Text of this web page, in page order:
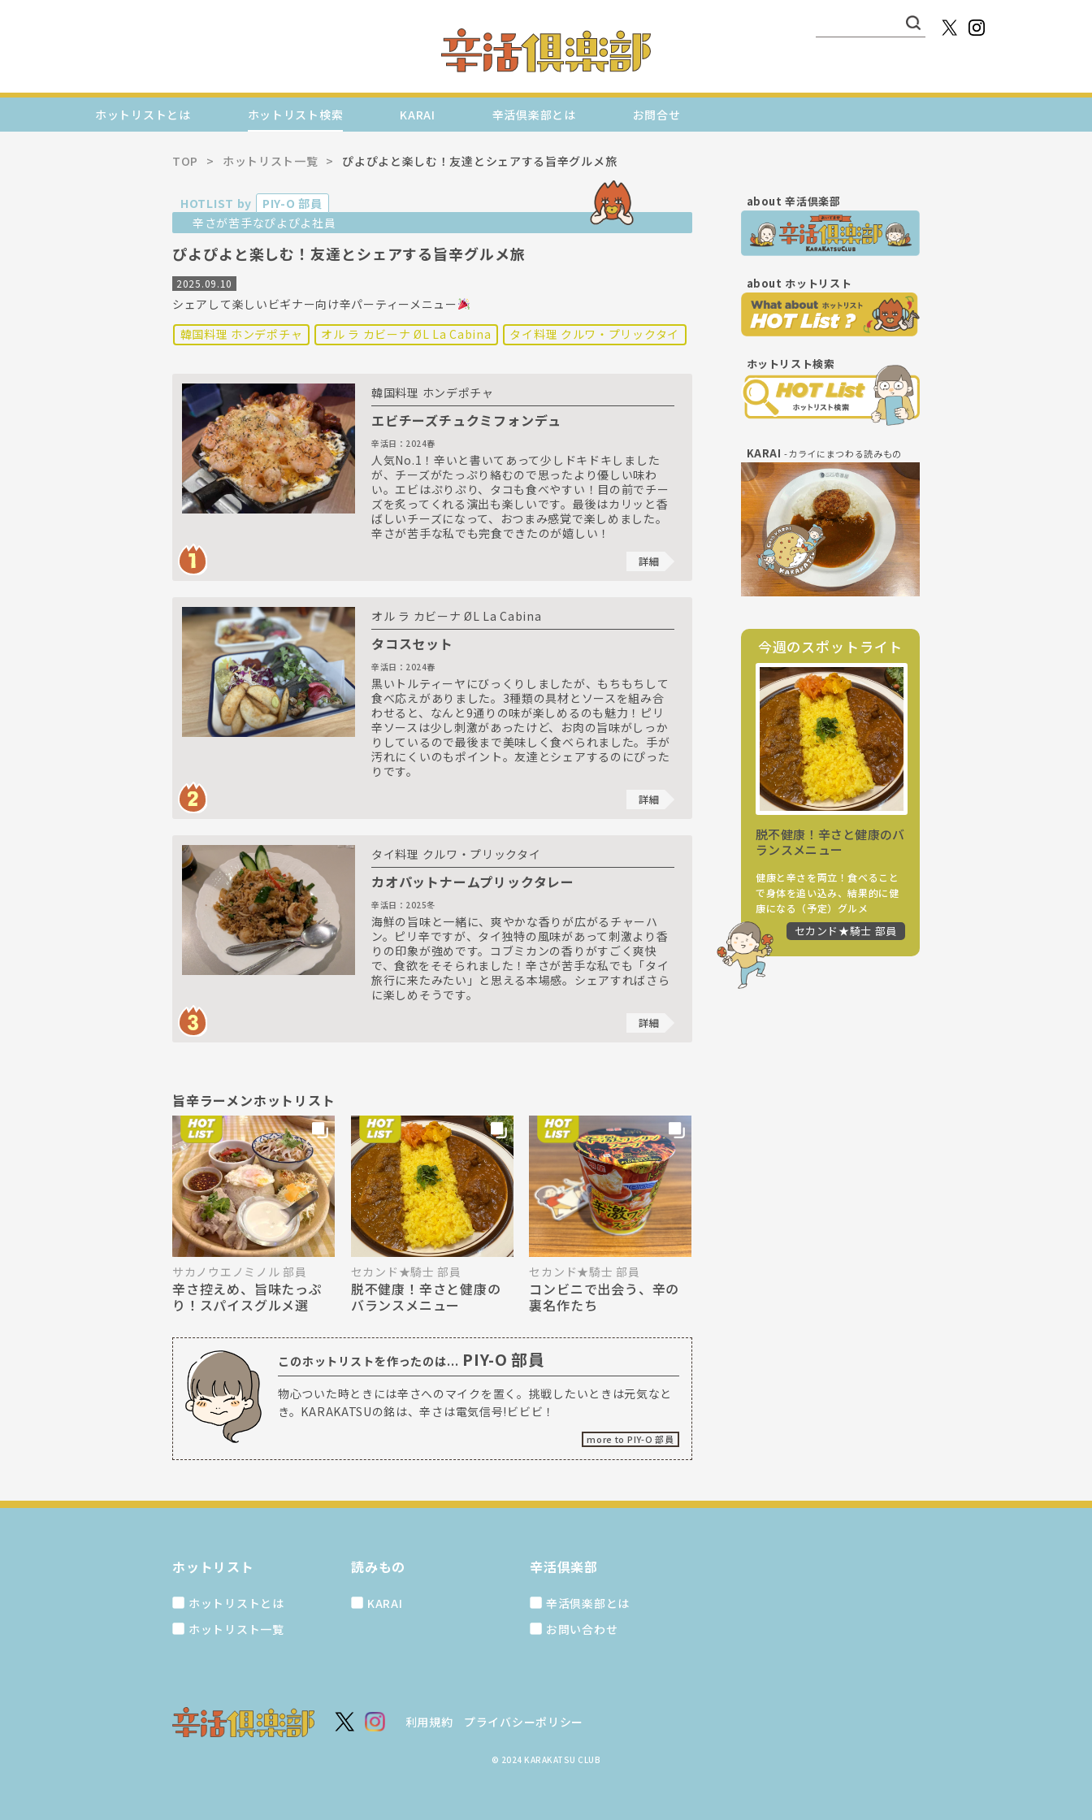
索:
ホットリストとは ホットリスト検索 KARAI 辛活倶楽部とは お問合せ
TOP ホットリスト一覧 ぴよぴよと楽しむ！友達とシェアする旨辛グルメ旅
HOTLIST by
PIY-O 部員
辛さが苦手なぴよぴよ社員
ぴよぴよと楽しむ！友達とシェアする旨辛グルメ旅
2025.09.10
シェアして楽しいビギナー向け辛パーティーメニュー
韓国料理 ホンデポチャ
オル ラ カビーナ ØL La Cabina タイ料理 クルワ・プリックタイ
韓国料理 ホンデポチャ
エビチーズチュクミフォンデュ
辛活日：2024春
人気No.1！辛いと書いてあって少しドキドキしました
が、チーズがたっぷり絡むので思ったより優しい味わ
い。エビはぷりぷり、タコも食べやすい！目の前でチー
ズを炙ってくれる演出も楽しいです。最後はカリッと香
ばしいチーズになって、おつまみ感覚で楽しめました。
辛さが苦手な私でも完食できたのが嬉しい！
詳細
オル ラ カビーナ ØL La Cabina
タコスセット
辛活日：2024春
黒いトルティーヤにびっくりしましたが、もちもちして
食べ応えがありました。3種類の具材とソースを組み合
わせると、なんと9通りの味が楽しめるのも魅力！ピリ
辛ソースは少し刺激があったけど、お肉の旨味がしっか
りしているので最後まで美味しく食べられました。手が
汚れにくいのもポイント。友達とシェアするのにぴった
りです。
詳細
タイ料理 クルワ・プリックタイ
カオパットナームプリックタレー
辛活日：2025冬
海鮮の旨味と一緒に、爽やかな香りが広がるチャーハ
ン。ピリ辛ですが、タイ独特の風味があって刺激より香
りの印象が強めです。コブミカンの香りがすごく爽快
で、食欲をそそられました！辛さが苦手な私でも「タイ
旅行に来たみたい」と思える本場感。シェアすればさら
に楽しめそうです。
詳細
旨辛ラーメンホットリスト
サカノウエノミノル 部員
辛さ控えめ、旨味たっぷ
り！スパイスグルメ選
セカンド★騎士 部員
脱不健康！辛さと健康の
バランスメニュー
セカンド★騎士 部員
コンビニで出会う、辛の
裏名作たち
このホットリストを作ったのは... PIY-O 部員
物心ついた時ときには辛さへのマイクを置く。挑戦したいときは元気なと
き。KARAKATSUの銘は、辛さは電気信号!ビビビ！
more to PIY-O 部員
about 辛活倶楽部
about ホットリスト
ホットリスト検索
KARAI -カライにまつわる読みもの
今週のスポットライト
脱不健康！辛さと健康のバ
ランスメニュー
健康と辛さを両立！食べること
で身体を追い込み、結果的に健
康になる（予定）グルメ
セカンド★騎士 部員
ホットリスト
ホットリストとは
ホットリスト一覧
読みもの
KARAI
辛活倶楽部
辛活倶楽部とは
お問い合わせ
利用規約 プライバシーポリシー
© 2024 KARAKATSU CLUB